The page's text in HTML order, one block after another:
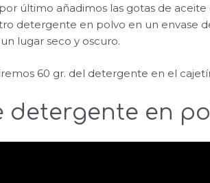
último añadimos las gotas de aceite
detergente en polvo en un envase
lugar seco y oscuro.
60 gr. del detergente en el
detergente en